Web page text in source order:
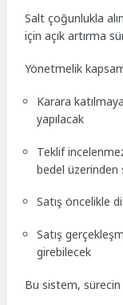
Salt çoğunlukla
için açık artırma
Yönetmelik
Karara
yapılacak
Teklif
bedel üzerinden
Satış öncelikle
Satış
girebilecek
Bu sistem, sürecin